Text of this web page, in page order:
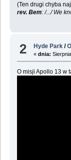
(Ten drugi chyba
rev. Bem: /.../ We
2 Hyde Park /
«dnia:
O misji Apollo 13 w